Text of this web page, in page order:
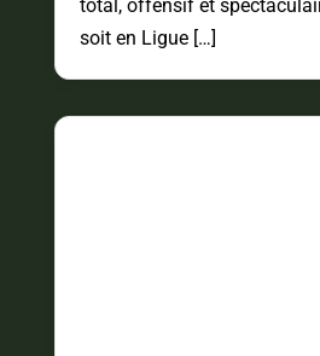
total, offensif et
soit en Ligue […]